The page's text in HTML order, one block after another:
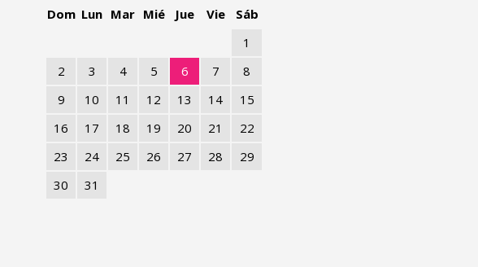
Dom Lun Mar Mié Jue Vie
Sáb
1
2
3 4 5 6 7
8
9
10 11 12 13 14
15
16
17 18 19 20 21
22
23
24 25 26 27 28
29
30
31